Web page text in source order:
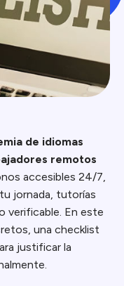
de idiomas
remotos
accesibles 24/7,
jornada, tutorías
verificable. En este
una checklist
justificar la